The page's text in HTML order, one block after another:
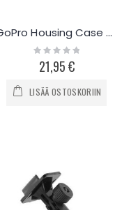
GoPro Housing Case Hero 4
Rating:
0%
21,95 €
LISÄÄ OSTOSKORIIN